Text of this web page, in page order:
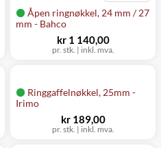
Åpen ringnøkkel, 24 mm / 27
mm - Bahco
pr. stk. | inkl. mva.
kr 1 140,00
Ringgaffelnøkkel, 25mm -
Irimo
pr. stk. | inkl. mva.
kr 189,00